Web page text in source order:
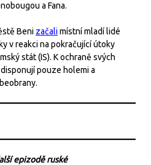
a Fana.
Beni začalimístní mladí lidé
v reakci na pokračující útoky
stát (IS). K ochraně svých
pouze holemi a
epizodě ruské